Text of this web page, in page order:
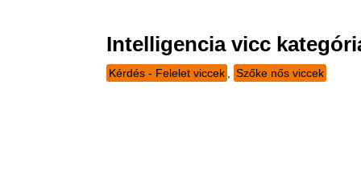
Intelligencia vicc
Kérdés - Felelet viccek Szőke nős viccek